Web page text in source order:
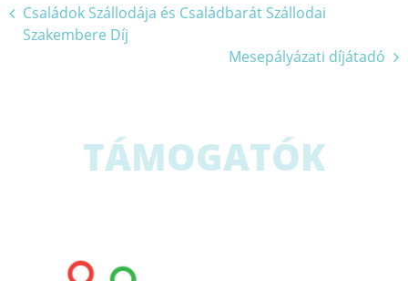
Bejegyzés
navigáció
Családok Szállodája és Családbarát Szállodai
Szakembere Díj
Mesepályázati díjátadó
TÁMOGATÓK